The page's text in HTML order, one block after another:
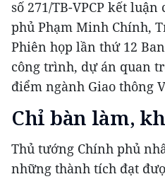
số 271/TB-VPCP kết
phủ Phạm Minh Chính,
Phiên họp lần thứ 12
công trình, dự án quan
điểm ngành Giao thông
Chỉ bàn làm,
Thủ tướng Chính phủ
những thành tích đạt